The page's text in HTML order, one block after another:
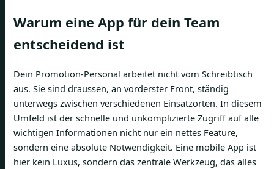
Warum eine App für dein Team
entscheidend ist
Dein Promotion-Personal arbeitet nicht vom Schreibtisch
aus. Sie sind draussen, an vorderster Front, ständig
unterwegs zwischen verschiedenen Einsatzorten. In diesem
Umfeld ist der schnelle und unkomplizierte Zugriff auf alle
wichtigen Informationen nicht nur ein nettes Feature,
sondern eine absolute Notwendigkeit. Eine mobile App ist
hier kein Luxus, sondern das zentrale Werkzeug, das alles